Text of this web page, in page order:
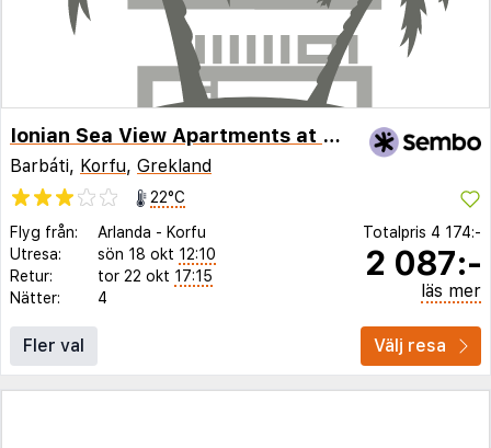
Ionian Sea View Apartments at Barbati by Konnect
Barbáti, Korfu, Grekland
22°C
Flyg från:
Arlanda - Korfu
Utresa:
sön 18 okt 12:10
Retur:
tor 22 okt 17:15
Nätter:
4
Totalpris 4 174:-
2 087:-
läs mer
Fler val Välj resa